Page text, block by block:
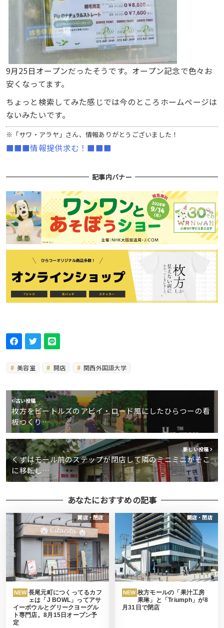
9月25日オープンだったそうです。オープン記念で色々お
安くなってます。
ちょっと検索してみた感じでは今のところホームページは
ないみたいです。
※「サワ・アラヤ」さん、情報ありがとうございました！
■■■情報提供求む！■■■
記事内バナー
美容室 開店 関西外国語大学
古い投稿
枚方をビートルズのアビイ・ロード風にしたひらつーの看
板つくり…
新しい投稿
くずはモール前のステップが閉店して隣のミニミニがそこ
に移転し…
あなたにおすすめの記事
開店・閉店
NEW 長尾元町につくってるカフ
ェは「J BOWL」ってアサ
イーボウルとグリークヨーグル
ト専門店。8月15日オープン予
定
開店・閉店
NEW 枚方モールの「果汁工房
果琳」と「Triumph」が8
月31日で閉店